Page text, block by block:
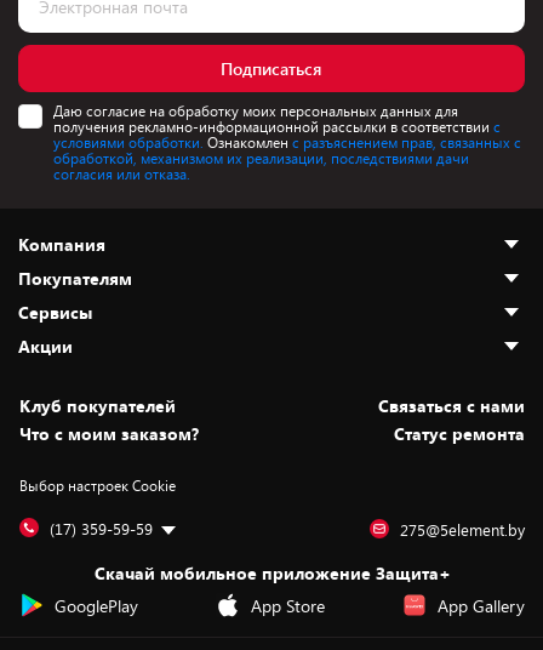
Подписаться
Даю согласие на обработку моих персональных данных для
получения рекламно-информационной рассылки в соответствии с
условиями обработки. Ознакомлен с разъяснением прав, связанных с
обработкой, механизмом их реализации, последствиями дачи
согласия или отказа.
Компания
О нас
Адреса магазинов
Новости
Статьи и обзоры
Вакансии
Дай пять добру!
Покупателям
Как сделать заказ
Оплата и доставка
Безналичный расчёт
Обмен и возврат товара
Обработка персональных данных
Подарочные карты
Сервисы
Установка техники
Для игровых консолей
Для мобильных устройств
Для компьютеров
Сервисные центры
Акции
Скидки и промокоды
Белорусские товары
Бонусы
Оплата частями
Новинки
Клуб покупателей
Cвязаться с нами
Что с моим заказом?
Статус ремонта
Выбор настроек Cookie
(17) 359-59-59 275@5element.by
Скачай мобильное приложение Защита+
GooglePlay
App Store App Gallery